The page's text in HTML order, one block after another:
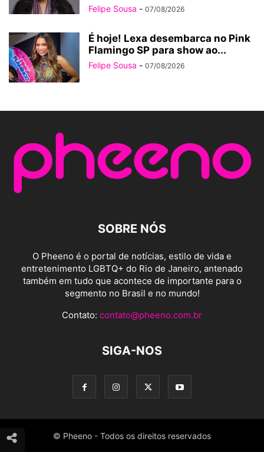
Felipe Sousa - 07/08/2026
É hoje! Lexa desembarca no Pink
Flamingo SP para show ao...
Felipe Sousa - 07/08/2026
SOBRE NÓS
O Pheeno é o portal de notícias, estilo de vida e
entretenimento LGBTQ+ do Rio de Janeiro, antenado
também em tudo que acontece de importante para o
segmento no Brasil e no mundo!
Contato: contato@pheeno.com.br
SIGA-NOS
© Pheeno - Todos os direitos reservados